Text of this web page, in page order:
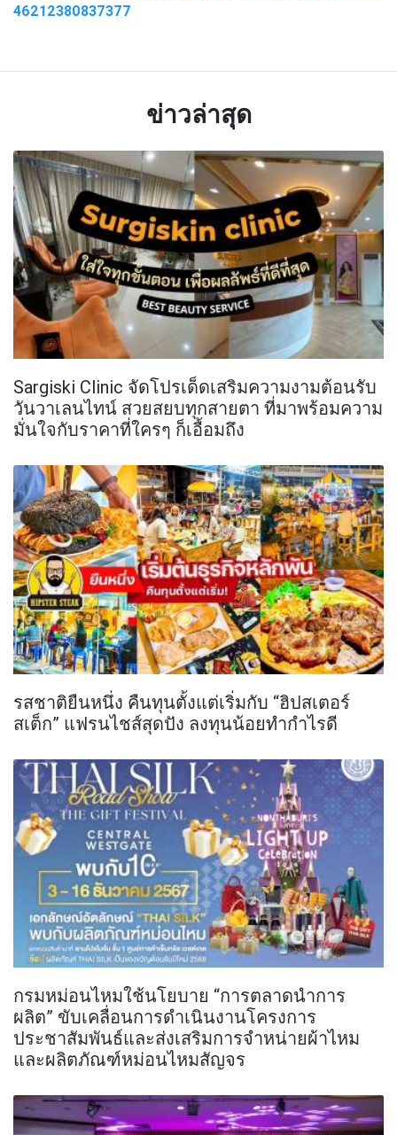
46212380837377
ข่าวล่าสุด
Sargiski Clinic จัดโปรเด็ดเสริมความงามต้อนรับ
วันวาเลนไทน์ สวยสยบทุกสายตา ที่มาพร้อมความ
มั่นใจกับราคาที่ใครๆ ก็เอื้อมถึง
รสชาติยืนหนึ่ง คืนทุนตั้งแต่เริ่มกับ “ฮิปสเตอร์
สเต็ก” แฟรนไชส์สุดปัง ลงทุนน้อยทำกำไรดี
กรมหม่อนไหมใช้นโยบาย “การตลาดนำการ
ผลิต” ขับเคลื่อนการดำเนินงานโครงการ
ประชาสัมพันธ์และส่งเสริมการจำหน่ายผ้าไหม
และผลิตภัณฑ์หม่อนไหมสัญจร